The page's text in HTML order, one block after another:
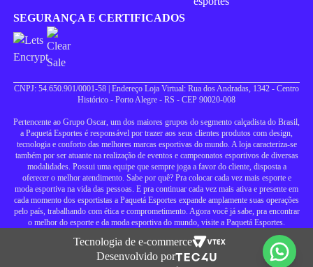
SEGURANÇA E CERTIFICADOS
CNPJ: 54.650.901/0001-58 | Endereço Loja Virtual: Rua dos Andradas, 1342 - Centro
Histórico - Porto Alegre - RS - CEP 90020-008
Pertencente ao Grupo Oscar, um dos maiores grupos do segmento calçadista do Brasil,
a Paquetá Esportes é responsável por trazer aos seus clientes produtos com design,
tecnologia e conforto das melhores marcas esportivas do mundo. A loja caracteriza-se
também por ser atuante na realização de eventos e campeonatos esportivos de diversas
modalidades. Possui uma equipe que sempre joga a favor do cliente, disposta a
oferecer o melhor atendimento. Sabe por quê? Pra colocar cada vez mais esporte e
moda esportiva na vida das pessoas. E pra continuar cada vez mais ativa e presente em
cada momento dos esportistas a Paquetá Esportes expande amplamente suas operações
pelo país, trabalhando com ética e comprometimento. Agora você já sabe, pra encontrar
o melhor do esporte e da moda esportiva do mundo, visite a Paquetá Esportes.
Tecnologia de e-commerce
Desenvolvido por